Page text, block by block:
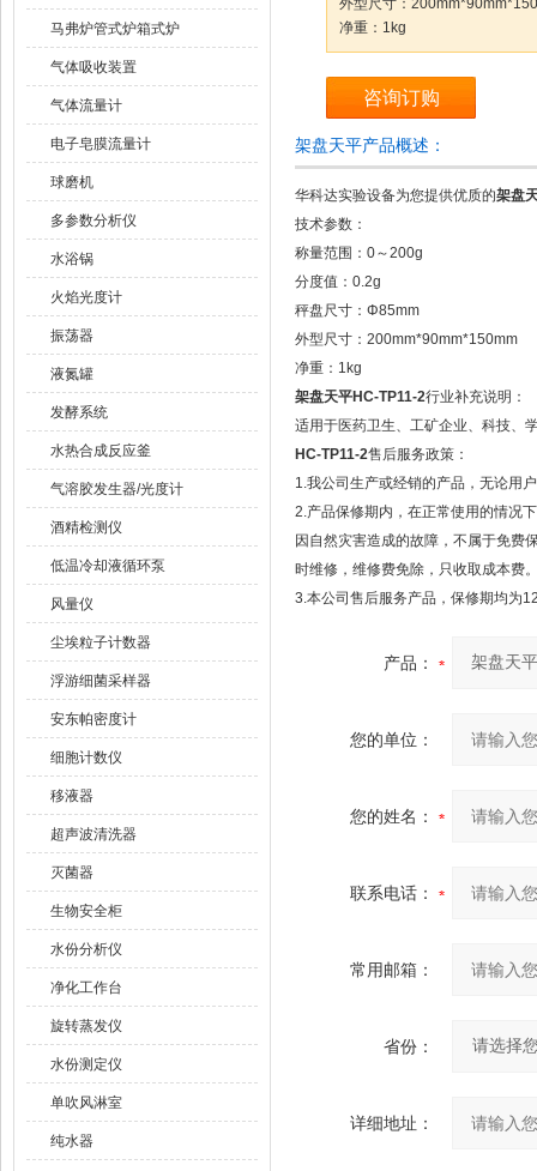
马弗炉管式炉箱式炉
气体吸收装置
气体流量计
电子皂膜流量计
球磨机
多参数分析仪
水浴锅
火焰光度计
振荡器
液氮罐
发酵系统
水热合成反应釜
气溶胶发生器/光度计
酒精检测仪
低温冷却液循环泵
风量仪
尘埃粒子计数器
浮游细菌采样器
安东帕密度计
细胞计数仪
移液器
超声波清洗器
灭菌器
生物安全柜
水份分析仪
净化工作台
旋转蒸发仪
水份测定仪
单吹风淋室
纯水器
外型尺寸：
净重：1kg
咨询订购
架盘天平产品概述：
华科达实验设备为您提供优质的架盘
技术参数：
称量范围：0～200g
分度值：0.2g
秤盘尺寸：Φ85mm
外型尺寸：200mm*90mm*150mm
净重：1kg
架盘天平HC-TP11-2行业补充说明：
适用于医药卫生、工矿企业、科技、
HC-TP11-2售后服务政策：
1.我公司生产或经销的产品，无论用
2.产品保修期内，在正常使用的情况
因自然灾害造成的故障，不属于免费
时维修，维修费免除，只收取成本费
3.本公司售后服务产品，保修期均为
产品：
您的单位：
您的姓名：
联系电话：
常用邮箱：
省份：
详细地址：